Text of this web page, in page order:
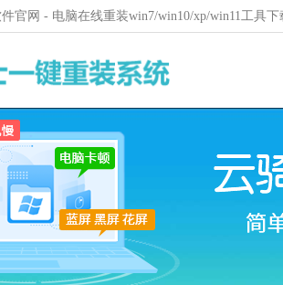
官网 - 电脑在线重装win7/win10/xp/win11工具